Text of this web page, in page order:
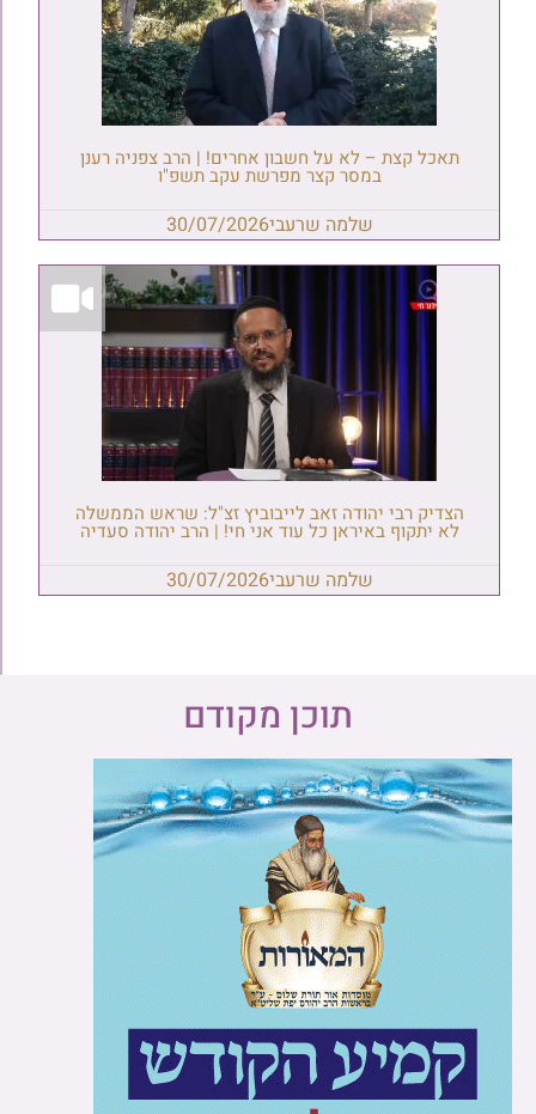
תאכל קצת – לא על חשבון אחרים! | הרב צפניה רענן
במסר קצר מפרשת עקב תשפ"ו
שלמה שרעבי30/07/2026
הצדיק רבי יהודה זאב לייבוביץ זצ"ל: שראש הממשלה
לא יתקוף באיראן כל עוד אני חי! | הרב יהודה סעדיה
שלמה שרעבי30/07/2026
תוכן מקודם